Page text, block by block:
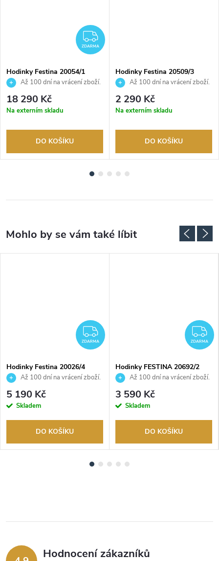
ZDARMA
ZDARMA
Hodinky Festina 20054/1
Až 100 dní na vrácení zboží.
Autorizovaný prodejce.
18 290 Kč
Na externím skladu
DO KOŠÍKU
Hodinky Festina 20509/3
Až 100 dní na vrácení zboží.
Autorizovaný prodejce.
2 290 Kč
Na externím skladu
DO KOŠÍKU
ZDARMA
ZDARMA
Hodinky Festina 20026/4
Až 100 dní na vrácení zboží.
Autorizovaný prodejce.
5 190 Kč
Skladem
DO KOŠÍKU
ZDARMA
Hodinky FESTINA 20692/2
Až 100 dní na vrácení zboží.
Autorizovaný prodejce.
3 590 Kč
Skladem
DO KOŠÍKU
Hodnocení zákazníků